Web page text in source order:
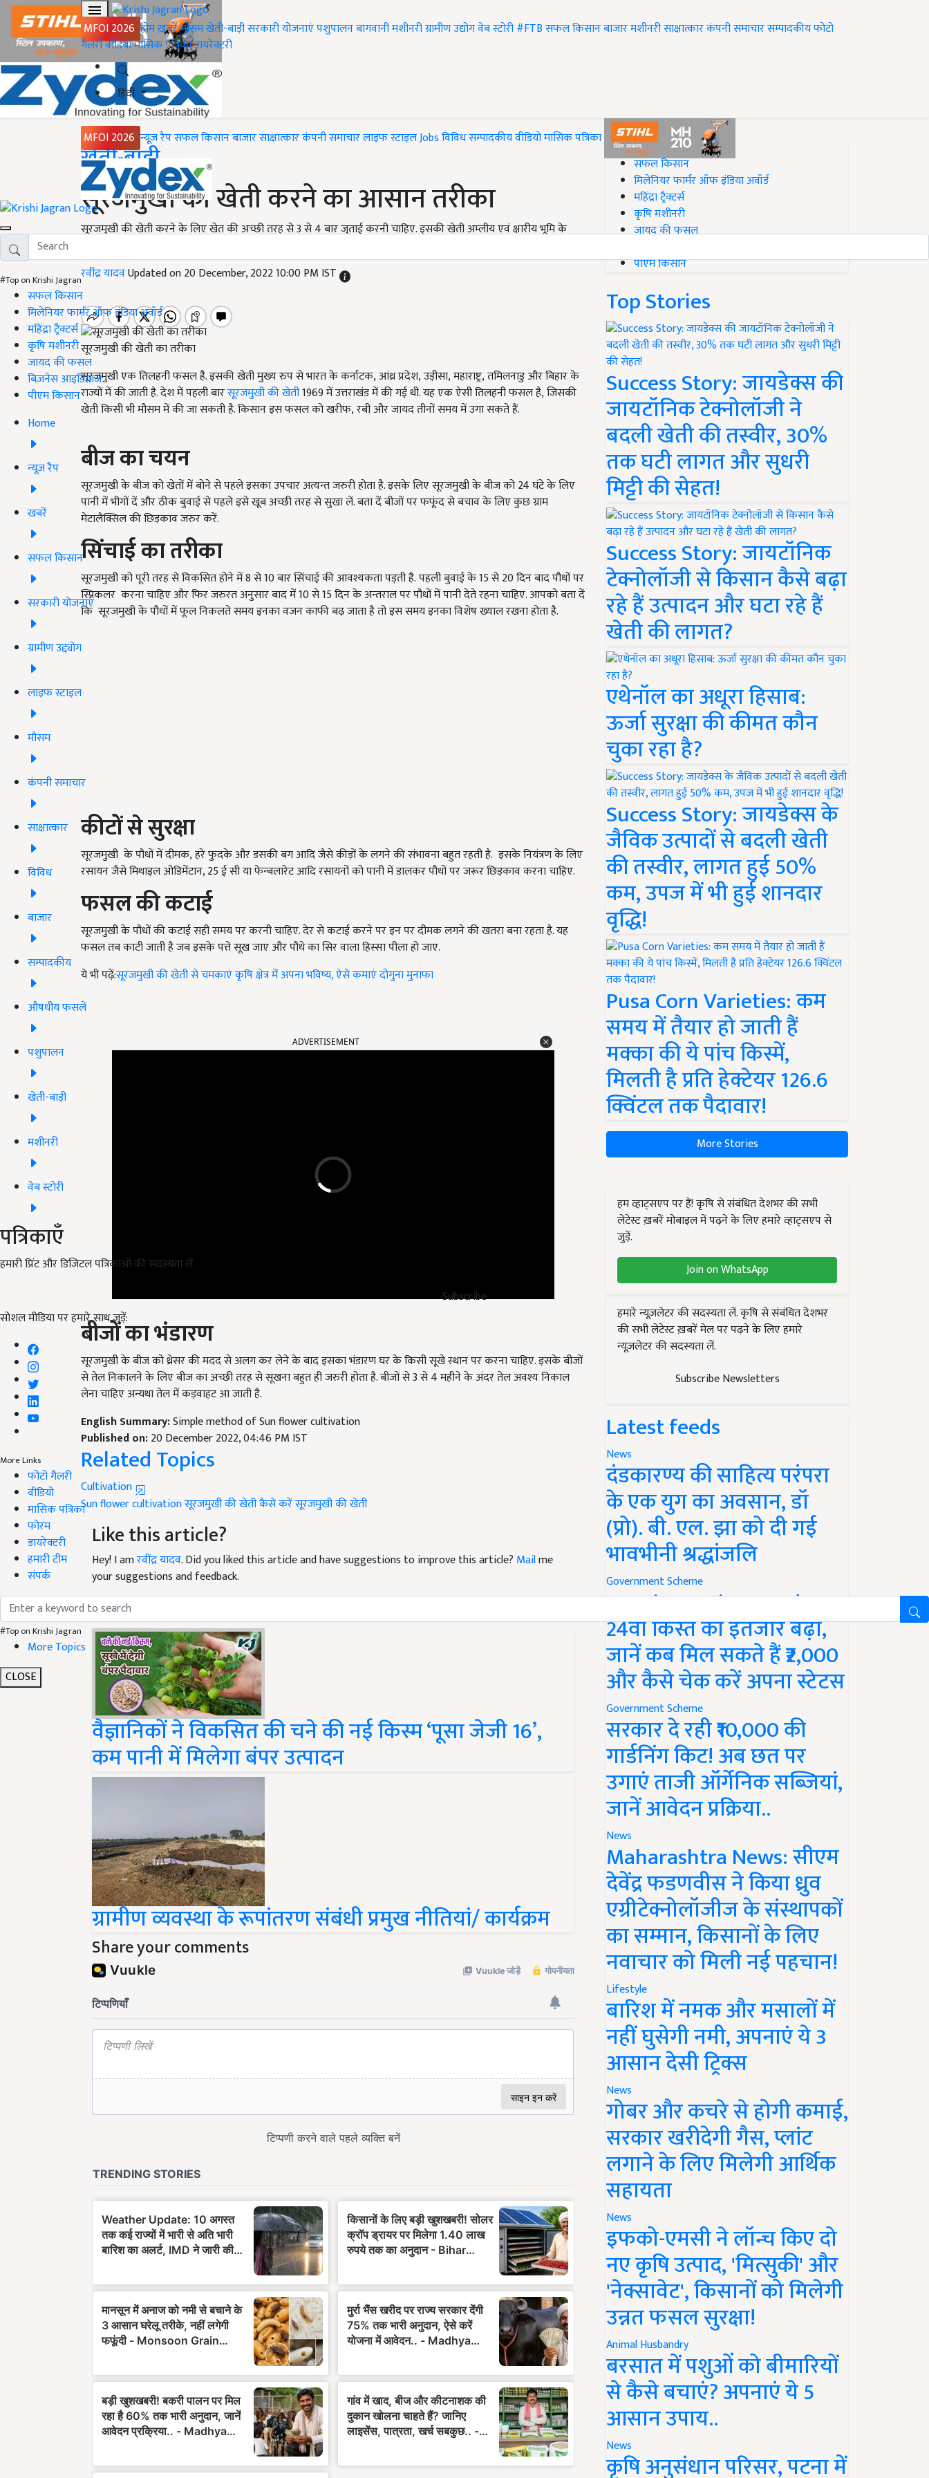
MFOI 2026 होमख़बरेंमौसमखेती-बाड़ीसरकारी योजनाएंपशुपालनबागवानीमशीनरीग्रामीण उद्योगवेब स्टोरी#FTBसफल किसानबाजारमशीनरीसाक्षात्कारकंपनी समाचारसम्पादकीयफोटो
गैलरीवीडियोमासिक पत्रिकाडायरेक्टरी
हिंदी
MFOI 2026 न्यूज़ रैपसफल किसानबाजारसाक्षात्कारकंपनी समाचारलाइफ स्टाइलJobsविविधसम्पादकीयवीडियोमासिक पत्रिका
#Top on Krishi Jagran
सफल किसान
मिलेनियर फार्मर ऑफ इंडिया अवॉर्ड
महिंद्रा ट्रैक्टर्स
कृषि मशीनरी
जायद की फसल
बिज़नेस आइडियाज
पीएम किसान
Home
न्यूज़ रैप
खबरें
सफल किसान
सरकारी योजनाएं
ग्रामीण उद्द्योग
लाइफ स्टाइल
मौसम
कंपनी समाचार
साक्षात्कार
विविध
बाजार
सम्पादकीय
औषधीय फसलें
पशुपालन
खेती-बाड़ी
मशीनरी
वेब स्टोरी
पत्रिकाएँ
हमारी प्रिंट और डिजिटल पत्रिकाओं की सदस्यता लें
Subscribe
सोशल मीडिया पर हमारे साथ जुड़ें:
More Links
फोटो गैलरी
वीडियो
मासिक पत्रिका
फोरम
डायरेक्टरी
हमारी टीम
संपर्क
#Top on Krishi Jagran
More Topics
CLOSE
Home
खेती-बाड़ी
सूरजमुखी की खेती करने का आसान तरीका
सूरजमुखी की खेती करने के लिए खेत की अच्छी तरह से 3 से 4 बार जुताई करनी चाहिए. इसकी खेती अम्लीय एवं क्षारीय भूमि के
रवींद्र यादवUpdated on 20 December, 2022 10:00 PM IST
सूरजमुखी की खेती का तरीका
सूरजमुखी एक तिलहनी फसल है. इसकी खेती मुख्य रुप से भारत के कर्नाटक, आंध्र प्रदेश, उड़ीसा, महाराष्ट्र, तमिलनाडु और बिहार के
राज्यों में की जाती है. देश में पहली बारसूरजमुखी की खेती1969 में उत्तराखंड में की गई थी. यह एक ऐसी तिलहनी फसल है, जिसकी
खेती किसी भी मौसम में की जा सकती है. किसान इस फसल को खरीफ, रबी और जायद तीनों समय में उगा सकते हैं.
बीज का चयन
सूरजमुखी के बीज को खेतों में बोने से पहले इसका उपचार अत्यन्त जरुरी होता है. इसके लिए सूरजमुखी के बीज को 24 घंटे के लिए
पानी में भीगों दें और ठीक बुवाई से पहले इसे खूब अच्छी तरह से सुखा लें. बता दें बीजों पर फफूंद से बचाव के लिए कुछ ग्राम
मेटालैक्सिल की छिड़काव जरुर करें.
सिंचाई का तरीका
सूरजमुखी को पूरी तरह से विकसित होने में 8 से 10 बार सिंचाई की आवश्यकता पड़ती है.पहली बुवाई के 15 से 20 दिन बाद पौधों पर
स्प्रिकलर करना चाहिए और फिर जरुरत अनुसार बाद में 10 से 15 दिन के अन्तराल पर पौधों में पानी देते रहना चाहिए. आपको बता दें
कि सूरजमुखी के पौधों में फूल निकलते समय इनका वजन काफी बढ़ जाता है तो इस समय इनका विशेष ख्याल रखना होता है.
कीटों से सुरक्षा
सूरजमुखी के पौधों में दीमक, हरे फुदके और डसकी बग आदि जैसे कीड़ों के लगने की संभावना बहुत रहती है. इसके नियंत्रण के लिए
रसायन जैसे मिथाइल ओडिमेंटान, 25 ई सी या फेन्बलारेट आदि रसायनों को पानी में डालकर पौधों पर जरूर छिड़काव करना चाहिए.
फसल की कटाई
सूरजमुखी के पौधों की कटाई सही समय पर करनी चाहिए. देर से कटाई करने पर इन पर दीमक लगने की खतरा बना रहता है. यह
फसल तब काटी जाती है जब इसके पत्ते सूख जाए और पौधे का सिर वाला हिस्सा पीला हो जाए.
ये भी पढ़ें:सूरजमुखी की खेती से चमकाएं कृषि क्षेत्र में अपना भविष्य, ऐसे कमाएं दोगुना मुनाफा
बीजों का भंडारण
सूरजमुखी के बीज को थ्रेसर की मदद से अलग कर लेने के बाद इसका भंडारण घर के किसी सूखे स्थान पर करना चाहिए. इसके बीजों
से तेल निकालने के लिए बीज का अच्छी तरह से सूखना बहुत ही जरुरी होता है. बीजों से 3 से 4 महीने के अंदर तेल अवश्य निकाल
लेना चाहिए अन्यथा तेल में कड़वाहट आ जाती है.
Simple method of Sun flower cultivation
Published on:20 December 2022, 04:46 PM IST
Related Topics
Cultivation
Sun flower cultivation
Like this article?
Hey! I amरवींद्र यादव . Did you liked this article and have suggestions to improve this article?
your suggestions and feedback.
Read next
वैज्ञानिकों ने विकसित की चने की नई किस्म ‘पूसा जेजी 16’,
कम पानी में मिलेगा बंपर उत्पादन
ग्रामीण व्यवस्था के रूपांतरण संबंधी प्रमुख नीतियां/ कार्यक्रम
Share your comments
#Top on Krishi Jagran
सफल किसान
मिलेनियर फार्मर ऑफ इंडिया अवॉर्ड
महिंद्रा ट्रैक्टर्स
कृषि मशीनरी
जायद की फसल
पीएम किसान
Top Stories
Success Story: जायडेक्स की
जायटॉनिक टेक्नोलॉजी ने
बदली खेती की तस्वीर, 30%
तक घटी लागत और सुधरी
मिट्टी की सेहत!
Success Story: जायटॉनिक
टेक्नोलॉजी से किसान कैसे बढ़ा
रहे हैं उत्पादन और घटा रहे हैं
खेती की लागत?
एथेनॉल का अधूरा हिसाब:
ऊर्जा सुरक्षा की कीमत कौन
चुका रहा है?
Success Story: जायडेक्स के
जैविक उत्पादों से बदली खेती
की तस्वीर, लागत हुई 50%
कम, उपज में भी हुई शानदार
वृद्धि!
Pusa Corn Varieties: कम
समय में तैयार हो जाती हैं
मक्का की ये पांच किस्में,
मिलती है प्रति हेक्टेयर 126.6
क्विंटल तक पैदावार!
More Stories
हम व्हाट्सएप पर हैं! कृषि से संबंधित देशभर की सभी
लेटेस्ट ख़बरें मोबाइल में पढ़ने के लिए हमारे व्हाट्सएप से
जुड़ें.
Join on WhatsApp
हमारे न्यूज़लेटर की सदस्यता लें. कृषि से संबंधित देशभर
की सभी लेटेस्ट ख़बरें मेल पर पढ़ने के लिए हमारे
न्यूज़लेटर की सदस्यता लें.
Subscribe Newsletters
Latest feeds
News
दंडकारण्य की साहित्य परंपरा
के एक युग का अवसान, डॉ
(प्रो). बी. एल. झा को दी गई
भावभीनी श्रद्धांजलि
Government Scheme
PM Kisan Yojana Update:
24वीं किस्त का इंतजार बढ़ा,
जानें कब मिल सकते हैं ₹2,000
और कैसे चेक करें अपना स्टेटस
Government Scheme
सरकार दे रही ₹10,000 की
गार्डनिंग किट! अब छत पर
उगाएं ताजी ऑर्गेनिक सब्जियां,
जानें आवेदन प्रक्रिया..
News
Maharashtra News: सीएम
देवेंद्र फडणवीस ने किया ध्रुव
एग्रीटेक्नोलॉजीज के संस्थापकों
का सम्मान, किसानों के लिए
नवाचार को मिली नई पहचान!
Lifestyle
बारिश में नमक और मसालों में
नहीं घुसेगी नमी, अपनाएं ये 3
आसान देसी ट्रिक्स
News
गोबर और कचरे से होगी कमाई,
सरकार खरीदेगी गैस, प्लांट
लगाने के लिए मिलेगी आर्थिक
सहायता
News
इफको-एमसी ने लॉन्च किए दो
नए कृषि उत्पाद, 'मित्सुकी' और
'नेक्सावेट', किसानों को मिलेगी
उन्नत फसल सुरक्षा!
Animal Husbandry
बरसात में पशुओं को बीमारियों
से कैसे बचाएं? अपनाएं ये 5
आसान उपाय..
News
कृषि अनुसंधान परिसर, पटना में